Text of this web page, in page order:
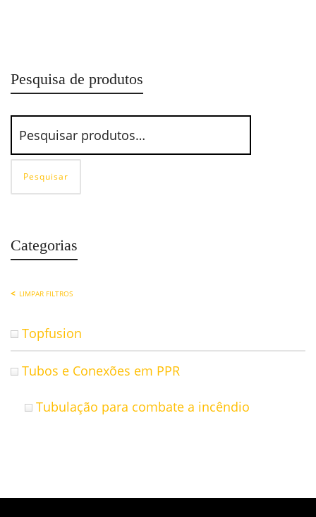
Pesquisa de produtos
Pesquisar
Categorias
LIMPAR FILTROS
Topfusion
Tubos e Conexões em PPR
Tubulação para combate a incêndio